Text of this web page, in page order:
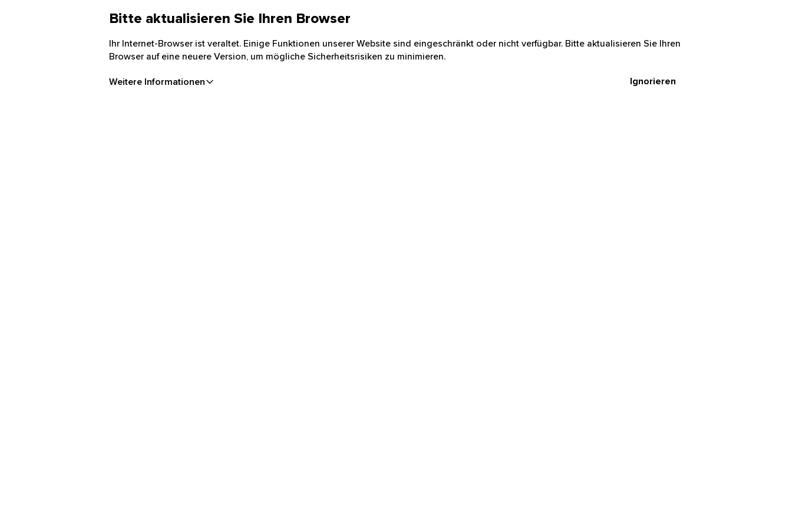
Bitte aktualisieren Sie Ihren Browser
Ihr Internet-Browser ist veraltet. Einige Funktionen unserer Website sind eingeschränkt oder nicht verfügbar. Bitte aktualisieren Sie Ihren
Browser auf eine neuere Version, um mögliche Sicherheitsrisiken zu minimieren.
Weitere Informationen Ignorieren